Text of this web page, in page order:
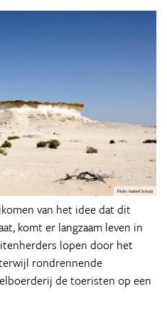
van het idee dat dit
komt er langzaam leven in
lopen door het
rondrennende
de toeristen op een